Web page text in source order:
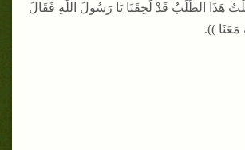
هَذَا الطَّلَبُ قَدْ لَحِقَنَا يَا رَسُولَ اللَّهِ فَقَالَ
مَعَنَا )).